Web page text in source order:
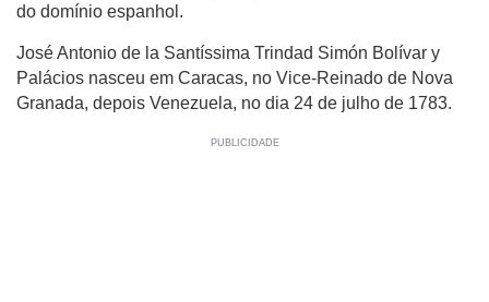
do domínio espanhol.
José Antonio de la Santíssima Trindad Simón Bolívar y
Palácios nasceu em Caracas, no Vice-Reinado de Nova
Granada, depois Venezuela, no dia 24 de julho de 1783.